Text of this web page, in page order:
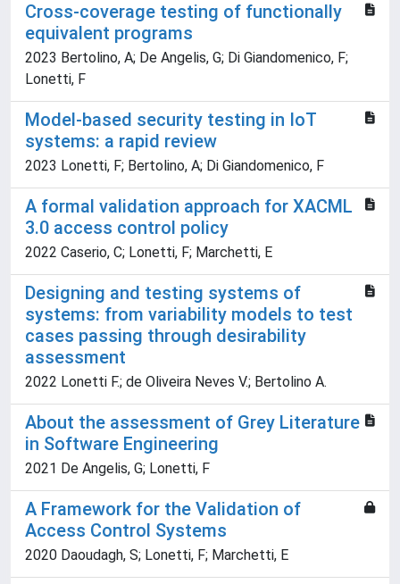
Cross-coverage testing of functionally
equivalent programs
2023 Bertolino, A; De Angelis, G; Di Giandomenico, F;
Lonetti, F
Model-based security testing in IoT
systems: a rapid review
2023 Lonetti, F; Bertolino, A; Di Giandomenico, F
A formal validation approach for XACML
3.0 access control policy
2022 Caserio, C; Lonetti, F; Marchetti, E
Designing and testing systems of
systems: from variability models to test
cases passing through desirability
assessment
2022 Lonetti F.; de Oliveira Neves V.; Bertolino A.
About the assessment of Grey Literature
in Software Engineering
2021 De Angelis, G; Lonetti, F
A Framework for the Validation of
Access Control Systems
2020 Daoudagh, S; Lonetti, F; Marchetti, E